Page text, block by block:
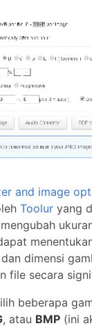
and image
Toolur yang
dimensi
file secara
beberapa
, atau BMP (ini